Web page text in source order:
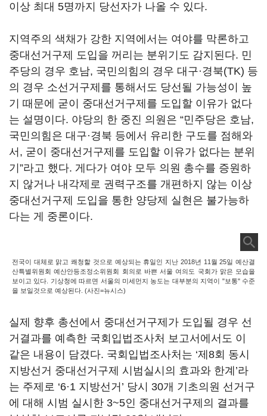
이상 최대 5명까지 당선자가 나올 수 있다.
지역주의 색채가 강한 지역에서는 여야를 막론하고
중대선거구제 도입을 꺼리는 분위기도 감지된다. 민
주당의 경우 호남, 국민의힘의 경우 대구·경북(TK) 등
의 경우 소선거구제를 통해서도 당선될 가능성이 높
기 때문에 굳이 중대선거구제를 도입할 이유가 없다
는 설명이다. 야당의 한 중진 의원은 “민주당은 호남,
국민의힘은 대구·경북 등에서 유리한 구도를 점해와
서, 굳이 중대선거구제를 도입할 이유가 없다는 분위
기”라고 했다. 게다가 여야 모두 의원 총수를 증원하
지 않거나 내각제로 권력구조를 개편하지 않는 이상
중대선거구제 도입을 통한 양당제 실현은 불가능하
다는 게 중론이다.
전국이 대체로 맑고 쾌청할 것으로 예상되는 휴일인 지난 2018년 11월 25일 예산결
산특별위원회 예산안등조정소위원회 회의로 바쁜 서울 여의도 국회가 맑은 모습을
보이고 있다. 기상청에 따르면 서울의 미세먼지 농도는 대부분의 지역이 "보통" 수준
을 보일것으로 예상된다. (사진=뉴시스)
실제 향후 총선에서 중대선거구제가 도입될 경우 선
거결과를 예측한 국회입법조사처 보고서에서도 이
같은 내용이 담겼다. 국회입법조사처는 ‘제8회 동시
지방선거 중대선거구제 시범실시의 효과와 한계’라
는 주제로 ‘6·1 지방선거’ 당시 30개 기초의원 선거구
에 대해 시범 실시한 3~5인 중대선거구제의 결과를